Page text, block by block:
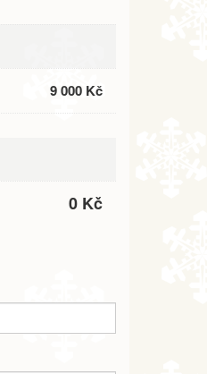
9 000 Kč
0 Kč